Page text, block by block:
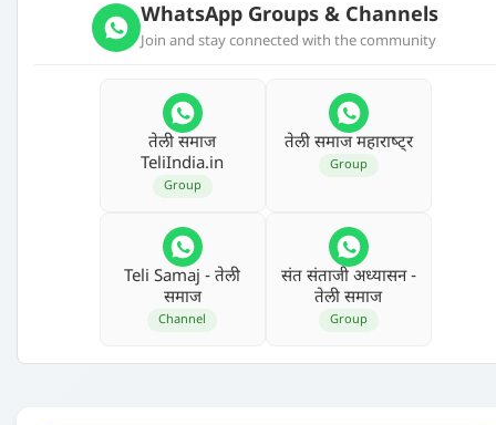
WhatsApp Groups & Channels
Join and stay connected with the community
तेली समाज
TeliIndia.in
Group
तेली समाज महाराष्‍ट्र
Group
Teli Samaj - तेली
समाज
Channel
संत संताजी अध्‍यासन -
तेली समाज
Group